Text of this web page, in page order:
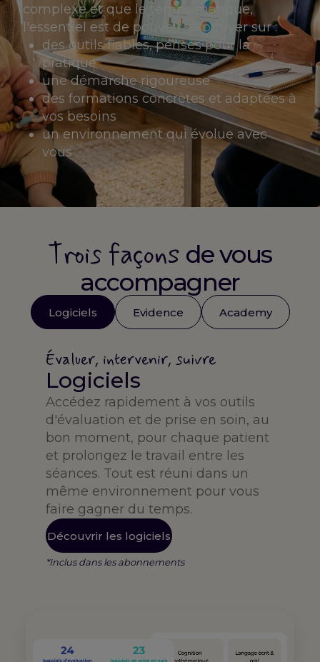
complexe et que le temps manque,
l'essentiel est de pouvoir s'appuyer sur :
des outils fiables, pensés pour la
pratique
une démarche rigoureuse
des formations concrètes et adaptées à
vos besoins
un environnement qui évolue avec
vous
Trois façons de vous
accompagner
Logiciels Evidence Academy
Évaluer, intervenir, suivre
Logiciels
Accédez rapidement à vos outils
d'évaluation et de prise en soin, au
bon moment, pour chaque patient
et prolongez le travail entre les
séances. Tout est réuni dans un
même environnement pour vous
faire gagner du temps.
Découvrir les logiciels
*Inclus dans les abonnements